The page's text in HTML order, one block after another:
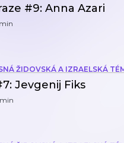
#9: Anna Azari
ŽIDOVSKÁ A IZRAELSKÁ
Jevgenij Fiks